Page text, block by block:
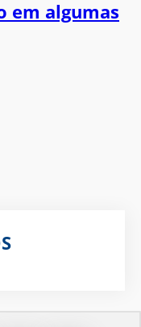
em algumas